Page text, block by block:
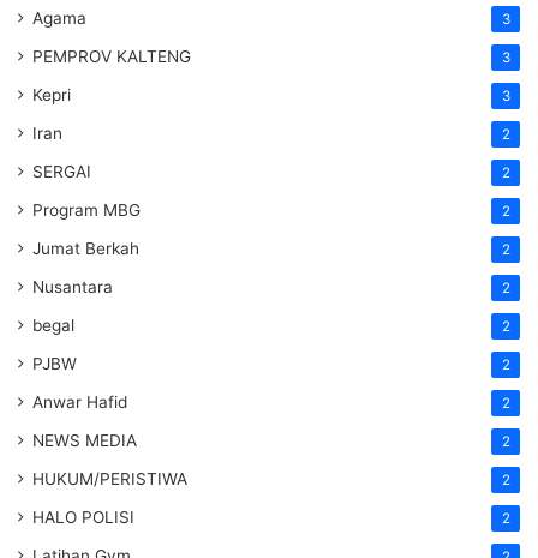
Agama 3
PEMPROV KALTENG 3
Kepri 3
Iran 2
SERGAI 2
Program MBG 2
Jumat Berkah 2
Nusantara 2
begal 2
PJBW 2
Anwar Hafid 2
NEWS MEDIA 2
HUKUM/PERISTIWA 2
HALO POLISI 2